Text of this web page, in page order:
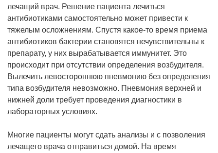
лечащий врач. Решение пациента лечиться
антибиотиками самостоятельно может привести к
тяжелым осложнениям. Спустя какое-то время приема
антибиотиков бактерии становятся нечувствительны к
препарату, у них вырабатывается иммунитет. Это
происходит при отсутствии определения возбудителя.
Вылечить левостороннюю пневмонию без определения
типа возбудителя невозможно. Пневмония верхней и
нижней доли требует проведения диагностики в
лабораторных условиях.
Многие пациенты могут сдать анализы и с позволения
лечащего врача отправиться домой. На время